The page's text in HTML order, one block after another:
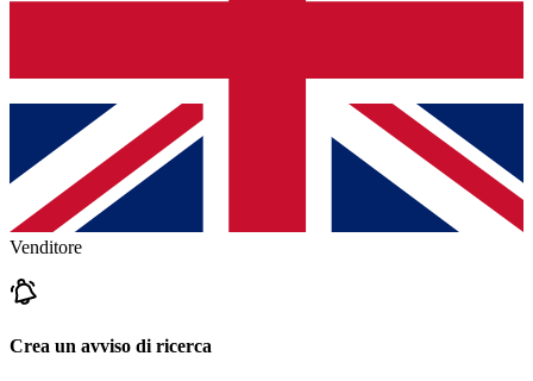
Venditore
Crea un avviso di ricerca